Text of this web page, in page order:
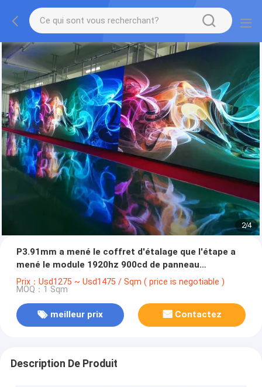
2/4
P3.91mm a mené le coffret d'étalage que l'étape a
mené le module 1920hz 900cd de panneau
d'affichage
Prix：Usd1275 ~ Usd1475 / Sqm ( price is negotiable )
MOQ：1 Sqm
meilleur prix Contactez
Description De Produit